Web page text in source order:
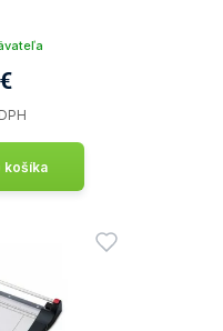
košíka